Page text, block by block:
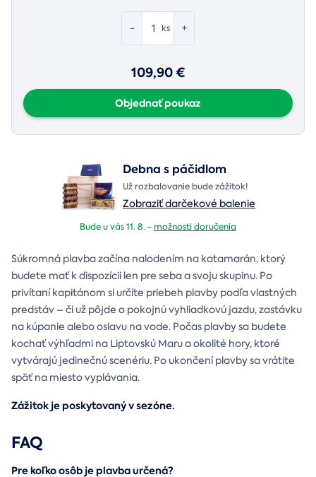
- +
ks
109,90 €
Objednať poukaz
Debna s páčidlom
Už rozbalovanie bude zážitok!
Zobraziť darčekové balenie
Bude u vás 11. 8. -možnosti doručenia
Súkromná plavba začína nalodením na katamarán, ktorý
budete mať k dispozícii len pre seba a svoju skupinu. Po
privítaní kapitánom si určíte priebeh plavby podľa vlastných
predstáv – či už pôjde o pokojnú vyhliadkovú jazdu, zastávku
na kúpanie alebo oslavu na vode. Počas plavby sa budete
kochať výhľadmi na Liptovskú Maru a okolité hory, ktoré
vytvárajú jedinečnú scenériu. Po ukončení plavby sa vrátite
späť na miesto vyplávania.
Zážitok je poskytovaný v sezóne.
FAQ
Pre koľko osôb je plavba určená?